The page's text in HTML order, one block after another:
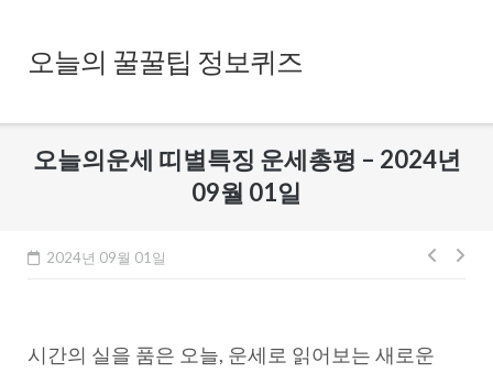
content오늘의 꿀꿀팁 정보퀴즈
오늘의운세 띠별특징 운세총평 – 2024년
09월 01일
2024년 09월 01일
글
게
시간의 실을 품은 오늘, 운세로 읽어보는 새로운